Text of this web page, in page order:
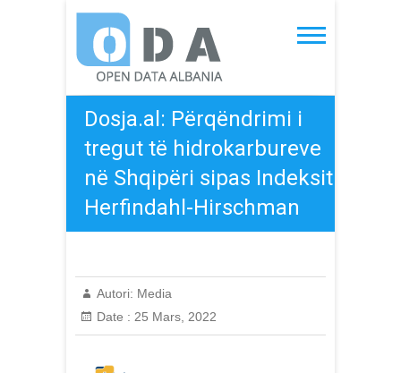
content
Open Data Albania
Dosja.al: Përqëndrimi i
tregut të hidrokarbureve
në Shqipëri sipas Indeksit
Herfindahl-Hirschman
Autori: Media
Date : 25 Mars, 2022